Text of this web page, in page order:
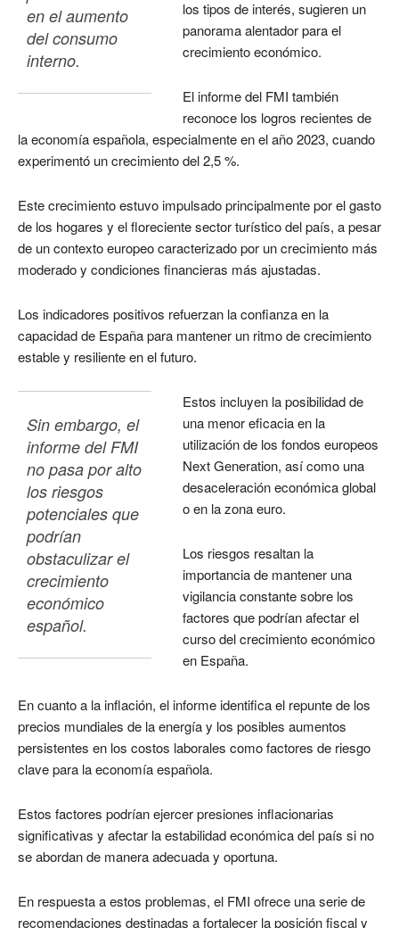
en el aumento
del consumo
interno.
los tipos de interés, sugieren un
panorama alentador para el
crecimiento económico.
El informe del FMI también
reconoce los logros recientes de
la economía española, especialmente en el año 2023, cuando
experimentó un crecimiento del 2,5 %.
Este crecimiento estuvo impulsado principalmente por el gasto
de los hogares y el floreciente sector turístico del país, a pesar
de un contexto europeo caracterizado por un crecimiento más
moderado y condiciones financieras más ajustadas.
Los indicadores positivos refuerzan la confianza en la
capacidad de España para mantener un ritmo de crecimiento
estable y resiliente en el futuro.
Sin embargo, el
informe del FMI
no pasa por alto
los riesgos
potenciales que
podrían
obstaculizar el
crecimiento
económico
español.
Estos incluyen la posibilidad de
una menor eficacia en la
utilización de los fondos europeos
Next Generation, así como una
desaceleración económica global
o en la zona euro.
Los riesgos resaltan la
importancia de mantener una
vigilancia constante sobre los
factores que podrían afectar el
curso del crecimiento económico
en España.
En cuanto a la inflación, el informe identifica el repunte de los
precios mundiales de la energía y los posibles aumentos
persistentes en los costos laborales como factores de riesgo
clave para la economía española.
Estos factores podrían ejercer presiones inflacionarias
significativas y afectar la estabilidad económica del país si no
se abordan de manera adecuada y oportuna.
En respuesta a estos problemas, el FMI ofrece una serie de
recomendaciones destinadas a fortalecer la posición fiscal y